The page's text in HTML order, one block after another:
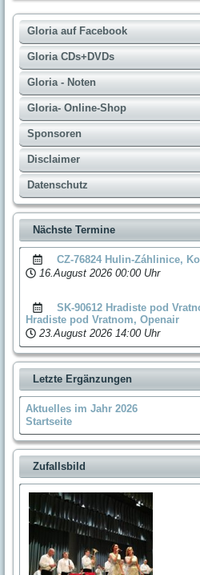
Gloria auf Facebook
Gloria CDs+DVDs
Gloria - Noten
Gloria- Online-Shop
Sponsoren
Disclaimer
Datenschutz
Nächste Termine
CZ-76824 Hulin-Záhlinice,
16.August 2026 00:00 Uhr
SK-90612 Hradiste pod
Hradiste pod Vratnom, Openair
23.August 2026 14:00 Uhr
Letzte Ergänzungen
Aktuelles im Jahr 2026
Startseite
Zufallsbild